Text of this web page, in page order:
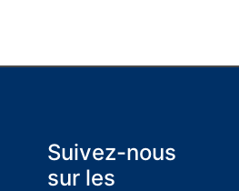
Suivez-nous
sur les